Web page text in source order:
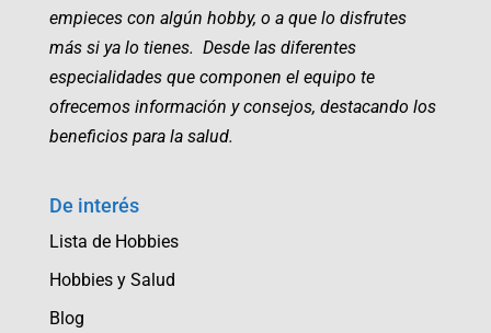
empieces con algún hobby, o a que lo disfrutes
más si ya lo tienes. Desde las diferentes
especialidades que componen el equipo te
ofrecemos información y consejos, destacando los
beneficios para la salud.
De interés
Lista de Hobbies
Hobbies y Salud
Blog